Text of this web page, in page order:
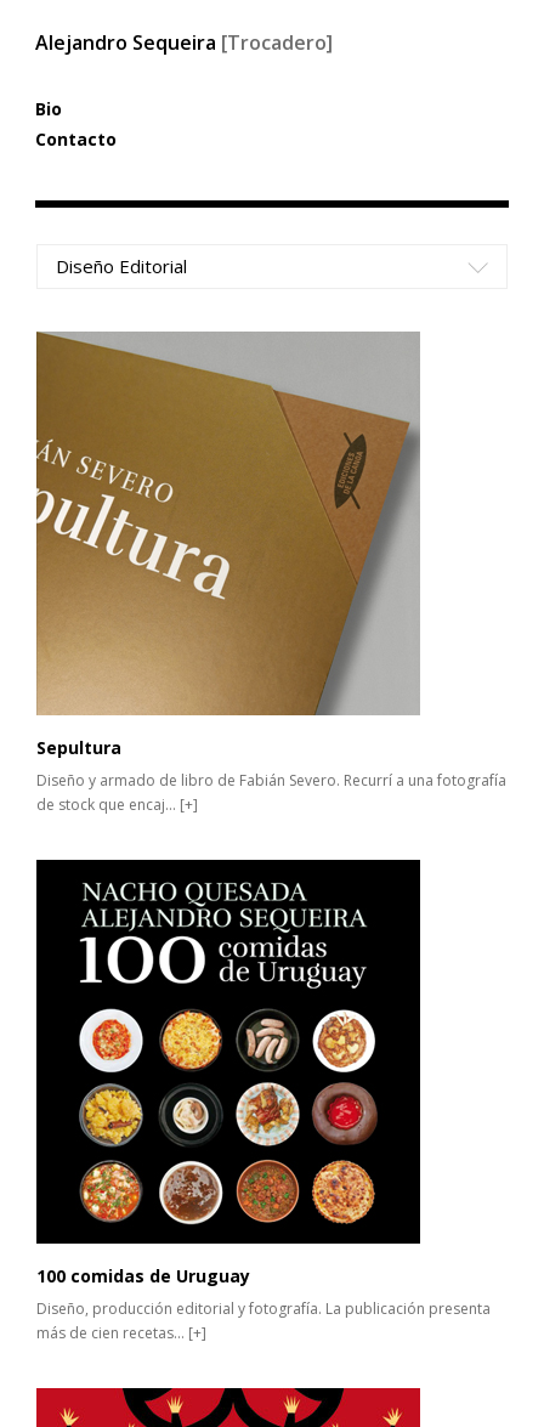
Alejandro Sequeira [Trocadero]
Bio
Contacto
Diseño Editorial
Sepultura
Diseño y armado de libro de Fabián Severo. Recurrí a una fotografía
de stock que encaj... [+]
100 comidas de Uruguay
Diseño, producción editorial y fotografía. La publicación presenta
más de cien recetas... [+]